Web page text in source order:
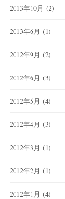
2013年10月 (2)
2013年6月 (1)
2012年9月 (2)
2012年6月 (3)
2012年5月 (4)
2012年4月 (3)
2012年3月 (1)
2012年2月 (1)
2012年1月 (4)